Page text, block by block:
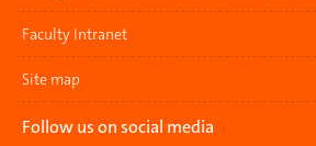
Faculty Intranet
Site map
Follow us on social media